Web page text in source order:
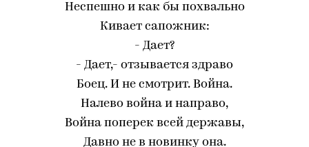
Неспешно и как бы похвально
Кивает сапожник:
- Дает?
- Дает,- отзывается здраво
Боец. И не смотрит. Война.
Налево война и направо,
Война поперек всей державы,
Давно не в новинку она.